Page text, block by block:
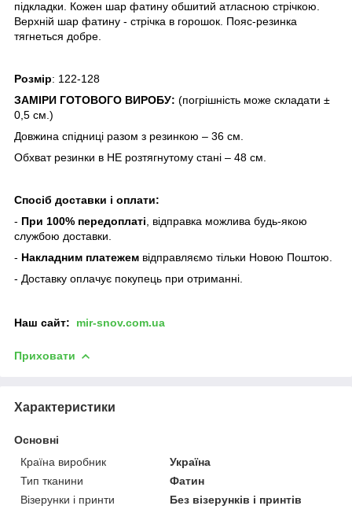
підкладки. Кожен шар фатину обшитий атласною стрічкою.
Верхній шар фатину - стрічка в горошок. Пояс-резинка
тягнеться добре.
Розмір: 122-128
ЗАМІРИ ГОТОВОГО ВИРОБУ: (погрішність може складати ±
0,5 см.)
Довжина спідниці разом з резинкою – 36 см.
Обхват резинки в НЕ розтягнутому стані – 48 см.
Спосіб доставки і оплати:
- При 100% передоплаті , відправка можлива будь-якою
службою доставки.
- Накладним платежем відправляємо тільки Новою Поштою.
- Доставку оплачує покупець при отриманні.
Наш сайт: mir-snov.com.ua
Приховати
Характеристики
Основні
Країна виробник
Україна
Тип тканини
Фатин
Візерунки і принти
Без візерунків і принтів